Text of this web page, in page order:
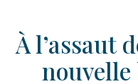
À l’assaut